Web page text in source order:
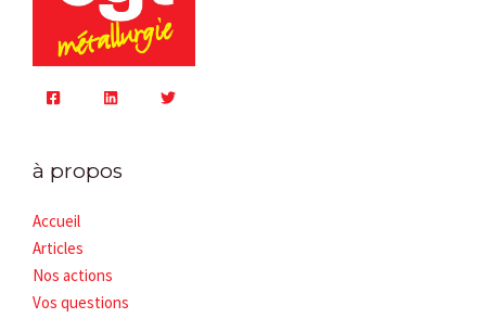
à propos
Accueil
Articles
Nos actions
Vos questions